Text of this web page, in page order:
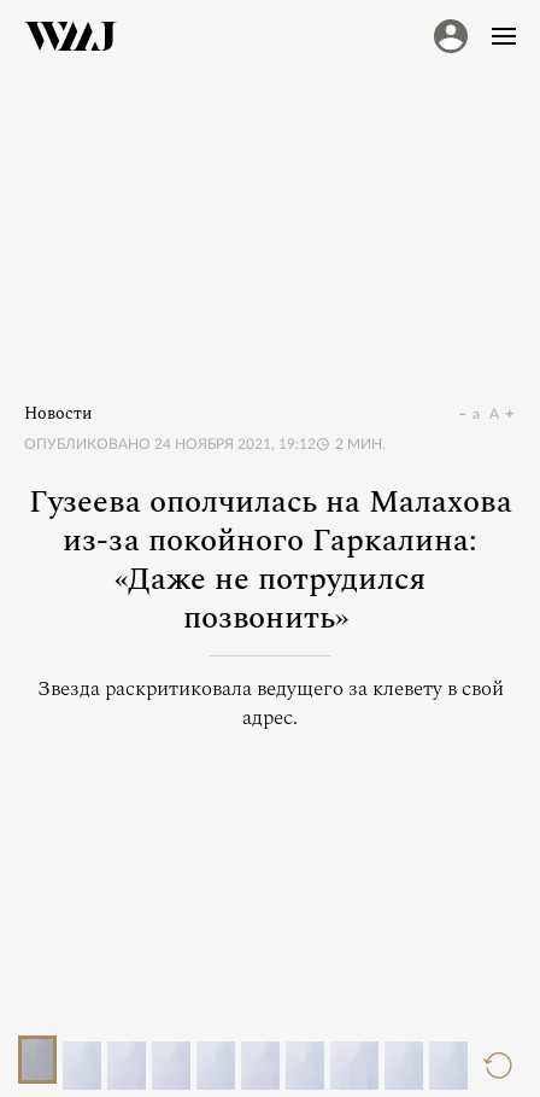
Новости
ОПУБЛИКОВАНО 24 НОЯБРЯ 2021, 19:12 2 МИН.
a A
Гузеева ополчилась на Малахова
из-за покойного Гаркалина:
«Даже не потрудился
позвонить»
Звезда раскритиковала ведущего за клевету в свой
адрес.